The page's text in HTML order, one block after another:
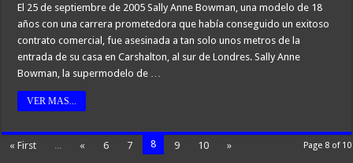
El 25 de septiembre de 2005 Sally Anne Bowman, una modelo de 18
años con una carrera prometedora que había conseguido un exitoso
contrato comercial, fue asesinada a tan solo unos metros de la
entrada de su casa en Carshalton, al sur de Londres. Sally Anne
Bowman, la supermodelo de …
VER MAS...
Page 8 of 10
« First ... « 6 7 8 9 10 »